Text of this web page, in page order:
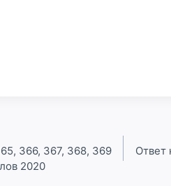
366, 367, 368, 369
2020
Ответ